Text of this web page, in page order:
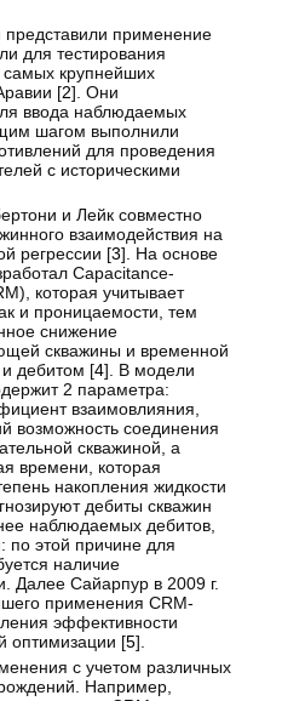
представили применение
для тестирования
самых крупнейших
[2]. Они
ввода наблюдаемых
шагом выполнили
для проведения
с историческими
и Лейк совместно
взаимодействия на
регрессии [3]. На основе
Capacitance-
которая учитывает
и проницаемости, тем
снижение
скважины и временной
и дебитом [4]. В модели
2 параметра:
взаимовлияния,
возможность соединения
скважиной, а
времени, которая
накопления жидкости
дебиты скважин
наблюдаемых дебитов,
по этой причине для
наличие
Далее Сайарпур в 2009 г.
применения CRM-
эффективности
оптимизации [5].
с учетом различных
Например,